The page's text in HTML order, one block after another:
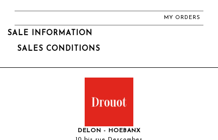
MY ORDERS
SALE INFORMATION
SALES CONDITIONS
DELON - HOEBANX